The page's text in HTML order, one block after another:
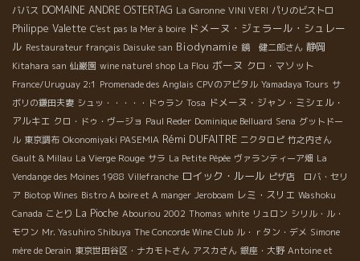
ババス DOMAINE ANDRE OSTERTAG La Garonne VINI VERI パリのビストロ
Philippe Valette C'est pas la Mer à boire ドメーヌ・ジェラール・シュレー
ル Restaurateur français Daisuke san Biodynamie 鏡 健二郎さん 静岡
Kitahara san 仙巌園 wine naturel shop La Flou ボーヌ クロ・マソット
France/Uruguay 2:1 Promenade des Anglais CPVのアビタル Yamadaya Tours サ
ボリの鎌田夫妻 シュッ・・・・・ドゥラン Tosa ドメーヌ・ジャン・ミシェル・
アルキエ クロ・ドゥ・ヴージョ Paul Reder Dominique Belluard Sena グットドー
ル 東京調布 Okonomiyaki PASEMIA Rémi DUFAITRE ニクタロピ 竹之内さん
Gault & Millau La Vierge Rouge サラ La Petite Pépée ヴァランティーア畑 La
Vendange des Moines 1988 Villefranche ロイック・ルール ピザ店 ロバ・セリ
ア Biotop Wines Bistro A boire et A manger Jeroboam レミ・スリエ Washoku
Canada ことり La Pioche Abouriou 2002 Thomas white リュロン シリル・ル・
モワン Mr. Yasuhiro Shibuya The Concorde Wine Club ル・ｒタン・デメ Simone
mère de Derain 東京世田谷区・ナカモトさん アスカさん 銀座・大野 Antoine et